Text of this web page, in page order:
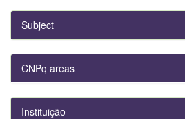
Subject
CNPq areas
Instituição